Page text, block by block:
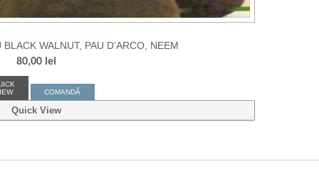
WALNUT, PAU D’ARCO, NEEM
80,00 lei
COMANDĂ
Quick View